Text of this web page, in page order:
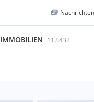
Nachrichten
IMMOBILIEN 112.432